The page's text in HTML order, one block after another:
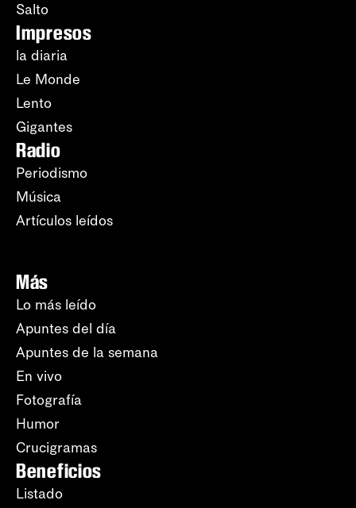
Salto
Impresos
la diaria
Le Monde
Lento
Gigantes
Radio
Periodismo
Música
Artículos leídos
Más
Lo más leído
Apuntes del día
Apuntes de la semana
En vivo
Fotografía
Humor
Crucigramas
Beneficios
Listado